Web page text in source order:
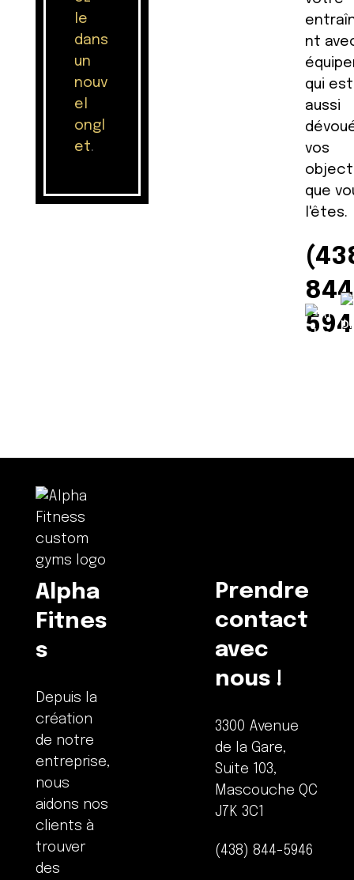
le
dans
un
nouv
el
ongl
et.
nt
qui est
aussi
vos
que
l'êtes.
Alpha
Fitnes
s
Depuis la
création
de notre
entreprise,
nous
aidons nos
clients à
trouver
des
Prendre
contact
avec
nous !
3300 Avenue
de la Gare,
Suite 103,
Mascouche QC
J7K 3C1
(438) 844-5946